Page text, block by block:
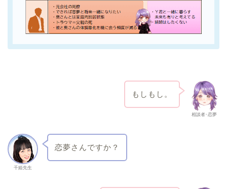
相談者･恋夢
もしもし。
千姫先生
恋夢さんですか？